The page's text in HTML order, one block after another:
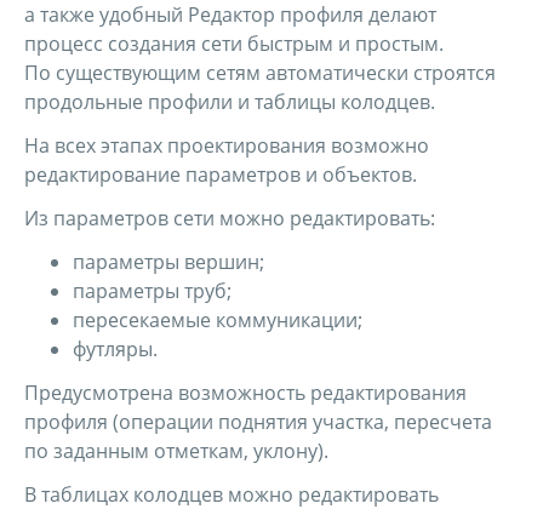
а также удобный Редактор профиля делают
процесс создания сети быстрым и простым.
По существующим сетям автоматически строятся
продольные профили и таблицы колодцев.
На всех этапах проектирования возможно
редактирование параметров и объектов.
Из параметров сети можно редактировать:
параметры вершин;
параметры труб;
пересекаемые коммуникации;
футляры.
Предусмотрена возможность редактирования
профиля (операции поднятия участка, пересчета
по заданным отметкам, уклону).
В таблицах колодцев можно редактировать